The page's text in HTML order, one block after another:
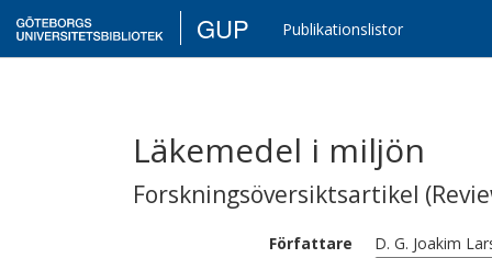
GUP Publikationslistor
Läkemedel i miljön
Forskningsöversiktsartikel
Författare D. G. Joakim